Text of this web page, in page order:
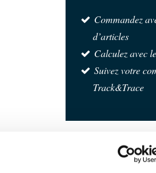
Commandez
d’articles
Calculez avec
Suivez votre
Track&Trace